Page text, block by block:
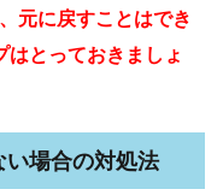
元に戻すことはでき
とっておきましょ
い場合の対処法